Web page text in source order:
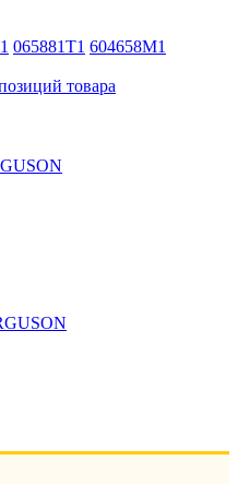
065881T1 604658M1
товара